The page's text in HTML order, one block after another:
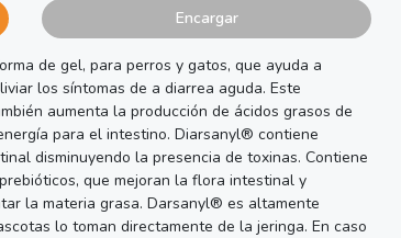
Encargar
de gel, para perros y gatos, que ayuda a
los síntomas de a diarrea aguda. Este
aumenta la producción de ácidos grasos de
para el intestino. Diarsanyl® contiene
disminuyendo la presencia de toxinas. Contiene
que mejoran la flora intestinal y
la materia grasa. Darsanyl® es altamente
lo toman directamente de la jeringa. En caso